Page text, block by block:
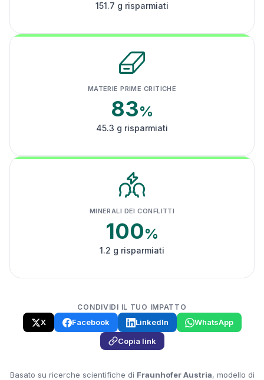
151.7 g risparmiati
MATERIE PRIME CRITICHE
83%
45.3 g risparmiati
MINERALI DEI CONFLITTI
100%
1.2 g risparmiati
CONDIVIDI IL TUO IMPATTO
X Facebook LinkedIn
WhatsApp
Copia link
Basato su ricerche scientifiche di Fraunhofer Austria, modello di